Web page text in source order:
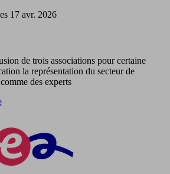
17 avr. 2026
de trois associations pour certaine
la représentation du secteur de
des experts